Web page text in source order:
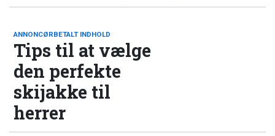
ANNONCØRBETALT INDHOLD
Tips til at vælge
den perfekte
skijakke til
herrer